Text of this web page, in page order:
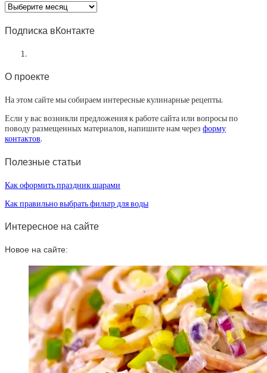
Архив
статей
Подписка вКонтакте
О проекте
На этом сайте мы собираем интересные кулинарные рецепты.
Если у вас возникли предложения к работе сайта или вопросы по
поводу размещенных материалов, напишите нам через форму
контактов.
Полезные статьи
Как оформить праздник шарами
Как правильно выбрать фильтр для воды
Интересное на сайте
Новое на сайте: